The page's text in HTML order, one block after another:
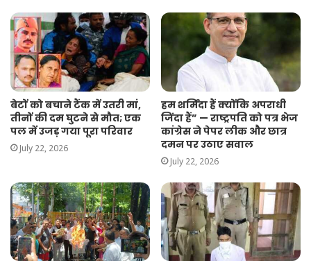
बेटों को बचाने टैंक में उतरी मां,
तीनों की दम घुटने से मौत; एक
पल में उजड़ गया पूरा परिवार
July 22, 2026
हम शर्मिंदा हैं क्योंकि अपराधी
जिंदा हैं” — राष्ट्रपति को पत्र भेज
कांग्रेस ने पेपर लीक और छात्र
दमन पर उठाए सवाल
July 22, 2026